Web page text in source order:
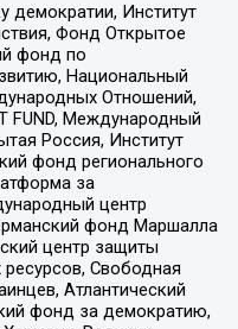
Институт
Фонд Открытое
фонд по
Национальный
Отношений,
FUND, Международный
Россия, Институт
фонд регионального
за
центр
фонд Маршалла
центр защиты
Свободная
Атлантический
фонд за демократию,